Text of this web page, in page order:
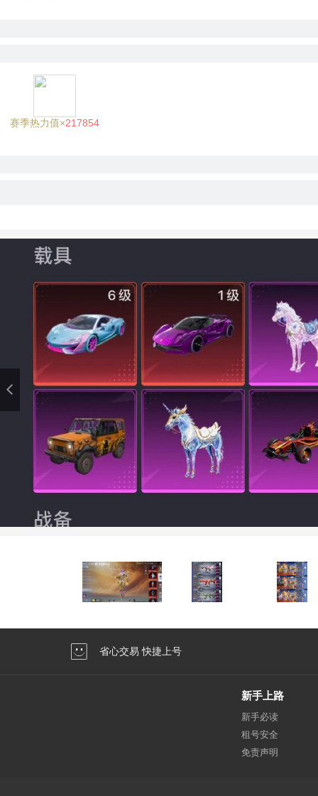
赛季热力值×217854
省心交易 快捷上号
新手上路
新手必读
租号安全
免责声明